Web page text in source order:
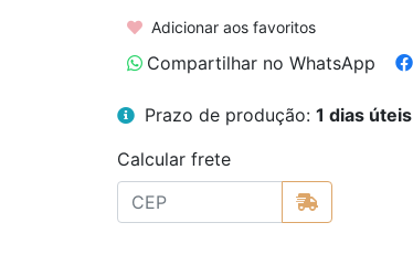
Adicionar aos favoritos
Compartilhar no WhatsApp
Prazo de produção: 1 dias úteis
Calcular frete